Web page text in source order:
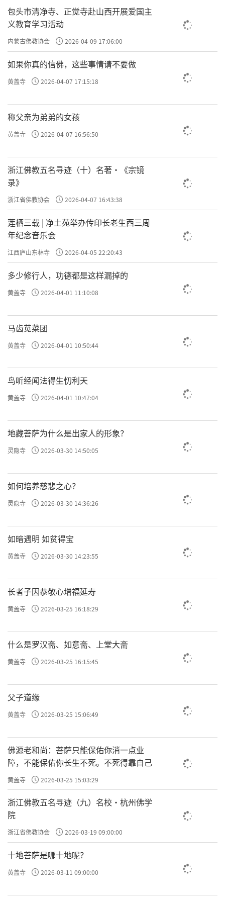
包头市清净寺、正觉寺赴山西开展爱国主
义教育学习活动
内蒙古佛教协会 2026-04-09 17:06:00
如果你真的信佛，这些事情请不要做
黄盖寺 2026-04-07 17:15:18
称父亲为弟弟的女孩
黄盖寺 2026-04-07 16:56:50
浙江佛教五名寻迹（十）名著·《宗镜
录》
浙江省佛教协会 2026-04-07 16:43:38
莲栖三载 | 净土苑举办传印长老生西三周
年纪念音乐会
江西庐山东林寺 2026-04-05 22:20:43
多少修行人，功德都是这样漏掉的
黄盖寺 2026-04-01 11:10:08
马齿苋菜团
黄盖寺 2026-04-01 10:50:44
鸟听经闻法得生忉利天
黄盖寺 2026-04-01 10:47:04
地藏菩萨为什么是出家人的形象？
灵隐寺 2026-03-30 14:50:05
如何培养慈悲之心？
灵隐寺 2026-03-30 14:36:26
如暗遇明 如贫得宝
黄盖寺 2026-03-30 14:23:55
长者子因恭敬心增福延寿
黄盖寺 2026-03-25 16:18:29
什么是罗汉斋、如意斋、上堂大斋
黄盖寺 2026-03-25 16:15:45
父子道缘
黄盖寺 2026-03-25 15:06:49
佛源老和尚：菩萨只能保佑你消一点业
障，不能保佑你长生不死。不死得靠自己
黄盖寺 2026-03-25 15:03:29
浙江佛教五名寻迹（九）名校·杭州佛学
院
浙江省佛教协会 2026-03-19 09:00:00
十地菩萨是哪十地呢？
黄盖寺 2026-03-11 09:00:00